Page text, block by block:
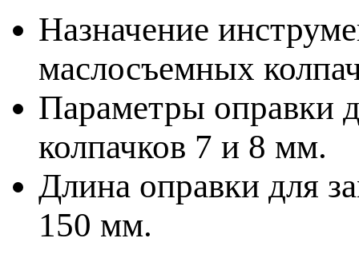
Назначение
маслосъемных
Параметры оправки
колпачков 7 и 8 мм.
Длина оправки для
150 мм.